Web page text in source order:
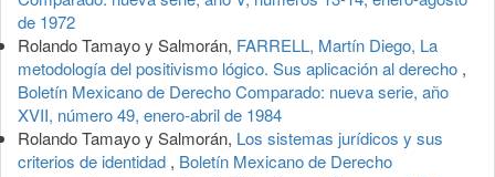
de 1972
Rolando Tamayo y Salmorán, FARRELL, Martín Diego, La
metodología del positivismo lógico. Sus aplicación al derecho ,
Boletín Mexicano de Derecho Comparado: nueva serie, año
XVII, número 49, enero-abril de 1984
Rolando Tamayo y Salmorán, Los sistemas jurídicos y sus
criterios de identidad , Boletín Mexicano de Derecho